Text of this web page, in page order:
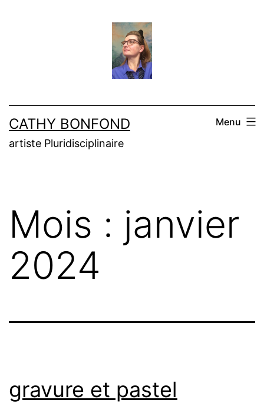
CATHY BONFOND
artiste Pluridisciplinaire
Menu
Mois : janvier
2024
gravure et pastel